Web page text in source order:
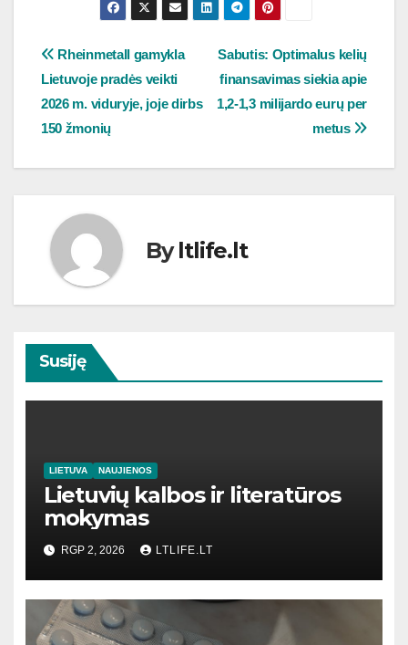
Navigacija
tarp
įrašų
Sabutis: Optimalus kelių
finansavimas siekia apie
1,2-1,3 milijardo eurų per
metus
Rheinmetall gamykla
Lietuvoje pradės veikti
2026 m. viduryje, joje dirbs
150 žmonių
Byltlife.lt
Susiję
LIETUVA NAUJIENOS
Lietuvių kalbos ir literatūros
mokymas
RGP 2, 2026 LTLIFE.LT